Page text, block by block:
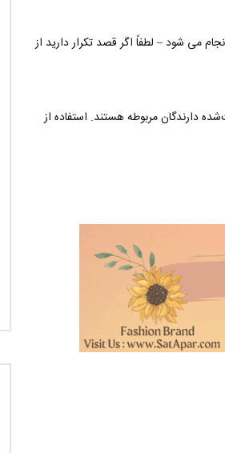
می شود – لطفاً اگر قصد تکرار دارید از
دارندگان مربوطه هستند. استفاده از